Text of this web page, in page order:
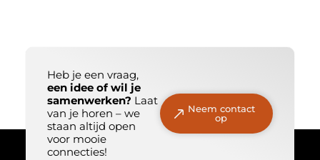
Heb je een vraag,
een idee of wil je
samenwerken? Laat
van je horen – we
staan altijd open
voor mooie
connecties!
Neem contact
op